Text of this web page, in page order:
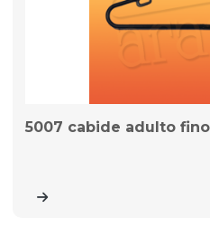
5007 cabide adulto